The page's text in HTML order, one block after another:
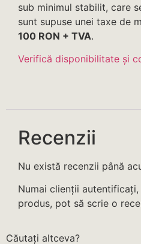
sub minimul stabilit, care
sunt supuse unei taxe de
100 RON + TVA.
Verifică disponibilitate și
Recenzii
Nu există recenzii până
Numai clienții
produs, pot să scrie o
Căutați altceva?